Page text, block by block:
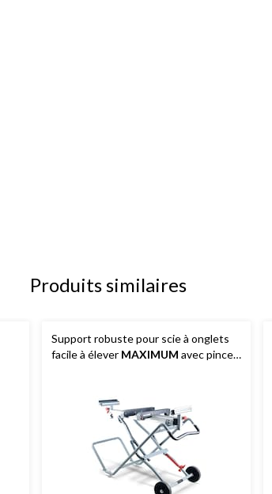
Produits similaires
Support robuste pour scie à onglets
facile à élever MAXIMUM avec pince